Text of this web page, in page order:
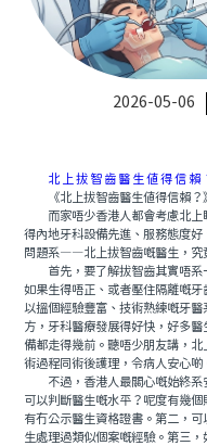
2026-05-06
北上拔智齒醫生值得信賴
《北上拔智齒醫生值得信賴？
而家唔少香港人都會考慮北上
得內地牙科設備先進、服務態度
問題系——北上拔智齒嘅醫生，究
首先，要了解拔智齒其實唔系
如果生得唔正、或者壓住隔離嘅
以搵個經驗豐富、技術熟練嘅牙
方，牙科醫療發展得好快，好多
備都走得幾前。聽唔少朋友講，
術過程同術後護理，令病人安心啲
不過，香港人最關心嘅始終系
可以判斷醫生嘅水平？呢度有幾
有冇公示醫生資格證書。第二，
生處理過類似個案嘅經驗。第三